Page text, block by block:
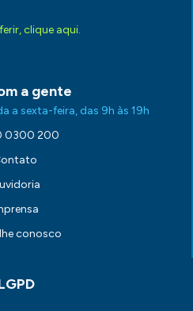
clique aqui.
a gente
a sexta-feira, das 9h às 19h
0300 200
conosco